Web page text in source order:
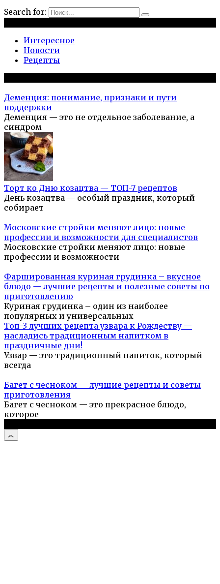
Search for:
Интересное
Новости
Рецепты
Деменция: понимание, признаки и пути
поддержки
Деменция — это не отдельное заболевание, а
синдром
Торт ко Дню козацтва — ТОП-7 рецептов
День козацтва — особый праздник, который
собирает
Московские стройки меняют лицо: новые
профессии и возможности для специалистов
Московские стройки меняют лицо: новые
профессии и возможности
Фаршированная куриная грудинка – вкусное
блюдо — лучшие рецепты и полезные советы по
приготовлению
Куриная грудинка – один из наиболее
популярных и универсальных
Топ-3 лучших рецепта узвара к Рождеству —
насладись традиционным напитком в
праздничные дни!
Узвар — это традиционный напиток, который
всегда
Багет с чесноком — лучшие рецепты и советы
приготовления
Багет с чесноком — это прекрасное блюдо,
которое